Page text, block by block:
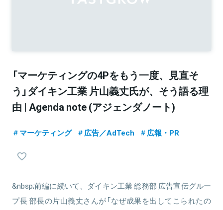
「マーケティングの4Pをもう一度、見直そ
う」ダイキン工業 片山義丈氏が、そう語る理
由 | Agenda note (アジェンダノート)
マーケティング 広告／AdTech 広報・PR
&nbsp;前編に続いて、ダイキン工業 総務部 広告宣伝グルー
プ長 部長の片山義丈さんが「なぜ成果を出してこられたの